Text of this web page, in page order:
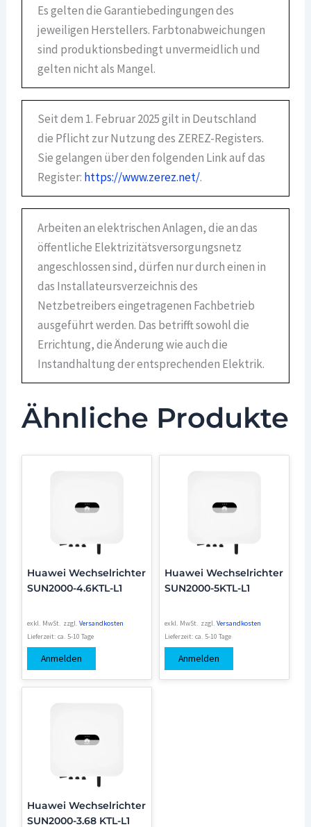
Es gelten die Garantiebedingungen des
jeweiligen Herstellers. Farbtonabweichungen
sind produktionsbedingt unvermeidlich und
gelten nicht als Mangel.
Seit dem 1. Februar 2025 gilt in Deutschland
die Pflicht zur Nutzung des ZEREZ-Registers.
Sie gelangen über den folgenden Link auf das
Register: https://www.zerez.net/.
Arbeiten an elektrischen Anlagen, die an das
öffentliche Elektrizitätsversorgungsnetz
angeschlossen sind, dürfen nur durch einen in
das Installateursverzeichnis des
Netzbetreibers eingetragenen Fachbetrieb
ausgeführt werden. Das betrifft sowohl die
Errichtung, die Änderung wie auch die
Instandhaltung der entsprechenden Elektrik.
Ähnliche Produkte
Huawei Wechselrichter
SUN2000-4.6KTL-L1
exkl. MwSt. zzgl.Versandkosten
Lieferzeit:ca. 5-10 Tage
Anmelden
Huawei Wechselrichter
SUN2000-5KTL-L1
exkl. MwSt. zzgl. Versandkosten
Lieferzeit: ca. 5-10 Tage
Anmelden
Huawei Wechselrichter
SUN2000-3.68 KTL-L1